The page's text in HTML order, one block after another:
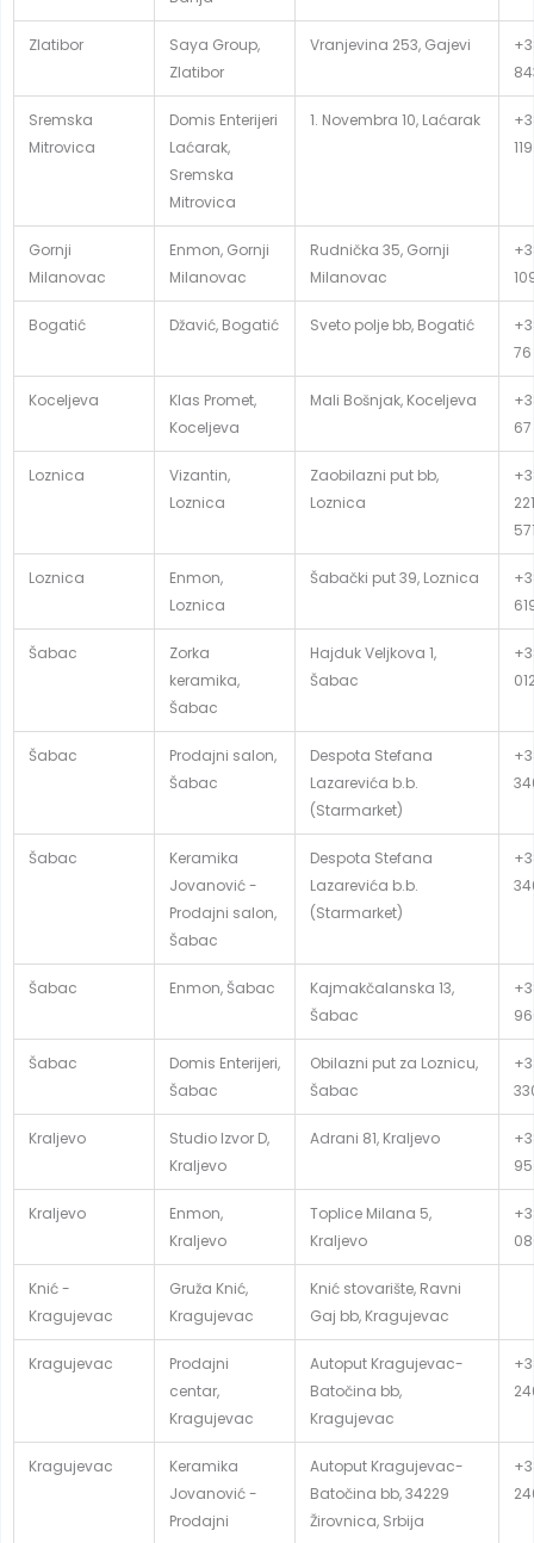
Zlatibor
Saya Group,
Zlatibor
Vranjevina 253, Gajevi
Sremska
Mitrovica
Domis Enterijeri
Laćarak,
Sremska
Mitrovica
1. Novembra 10, Laćarak
119
Gornji
Milanovac
Enmon, Gornji
Milanovac
Rudnička 35, Gornji
Milanovac
Bogatić Džavić, Bogatić Sveto polje bb, Bogatić
76
Koceljeva
Klas Promet,
Koceljeva
Mali Bošnjak, Koceljeva
Loznica
Vizantin,
Loznica
Zaobilazni put bb,
Loznica
Loznica
Enmon,
Loznica
Šabački put 39, Loznica
Šabac
Zorka
keramika,
Šabac
Hajduk Veljkova 1,
Šabac
Šabac
Prodajni salon,
Šabac
Despota Stefana
Lazarevića b.b.
(Starmarket)
Šabac
Keramika
Jovanović -
Prodajni salon,
Šabac
Despota Stefana
Lazarevića b.b.
(Starmarket)
Šabac Enmon, Šabac
Kajmakčalanska 13,
Šabac
Šabac
Domis Enterijeri,
Šabac
Obilazni put za Loznicu,
Šabac
Kraljevo
Studio Izvor D,
Kraljevo
Adrani 81, Kraljevo
Kraljevo
Enmon,
Kraljevo
Toplice Milana 5,
Kraljevo
Knić -
Kragujevac
Gruža Knić,
Kragujevac
Knić stovarište, Ravni
Gaj bb, Kragujevac
Kragujevac
Prodajni
centar,
Kragujevac
Autoput Kragujevac-
Batočina bb,
Kragujevac
Kragujevac
Keramika
Jovanović -
Prodajni
Autoput Kragujevac-
Batočina bb, 34229
Žirovnica, Srbija